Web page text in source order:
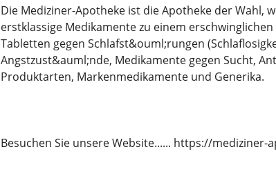
Die Mediziner-Apotheke ist die Apotheke der Wahl,
erstklassige Medikamente zu einem
Tabletten gegen Schlafst&ouml;rungen
Angstzust&auml;nde, Medikamente gegen Sucht,
Produktarten, Markenmedikamente und Generika.
Besuchen Sie unsere Website...... https://mediziner-